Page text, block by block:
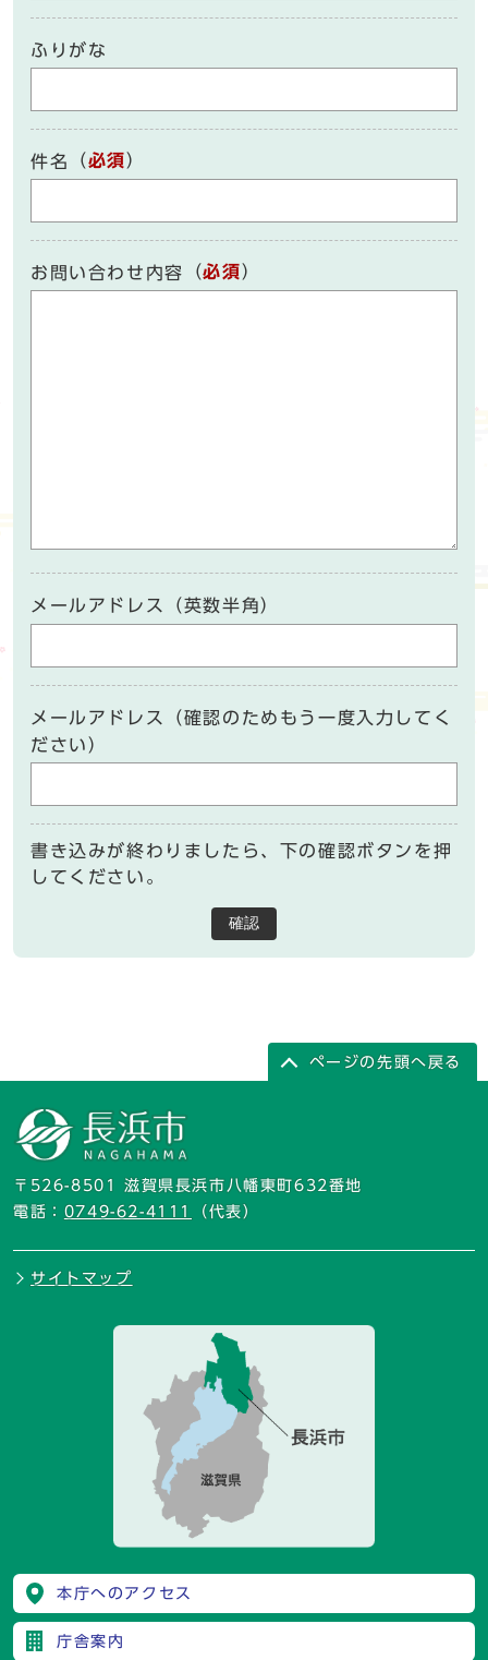
ふりがな
件名 （必須）
お問い合わせ内容 （必須）
メールアドレス（英数半角）
メールアドレス（確認のためもう一度入力してく
ださい）
書き込みが終わりましたら、下の確認ボタンを押
してください。
確認
ページの先頭へ戻る
〒526-8501 滋賀県長浜市八幡東町632番地
電話： 0749-62-4111 （代表）
サイトマップ
本庁へのアクセス
庁舎案内